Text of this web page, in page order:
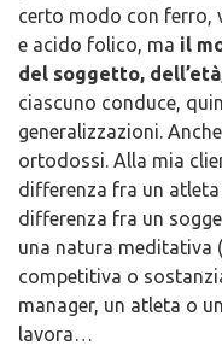
certo modo con ferro,
e acido folico, ma il
del soggetto,
ciascuno conduce,
generalizzazioni.
ortodossi. Alla mia
differenza fra un atleta
differenza fra un
una natura meditativa
competitiva o
manager, un atleta o
lavora…